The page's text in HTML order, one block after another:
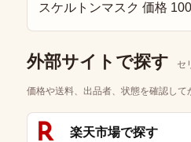
スケルトンマスク 価格
外部サイトで探す セ
価格や送料、出品者、状態を確認して
楽天市場で探す